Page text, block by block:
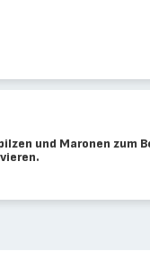
und Maronen zum